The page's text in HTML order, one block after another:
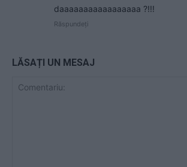
daaaaaaaaaaaaaaaaa ?!!!
Răspundeți
LĂSAȚI UN MESAJ